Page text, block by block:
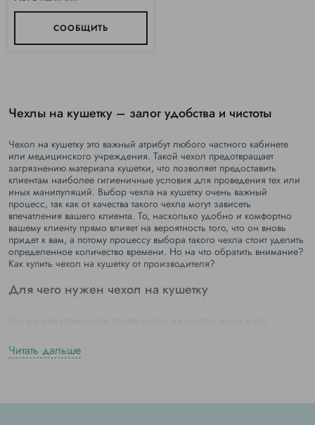
СООБЩИТЬ
Чехлы на кушетку – залог удобства и чистоты
Чехол на кушетку это важный атрибут любого частного кабинете
или медицинского учреждения. Такой чехол предотвращает
загрязнению материала кушетки, что позволяет предоставить
клиентам наиболее гигиеничные условия для проведения тех или
иных манипуляций. Выбор чехла на кушетку очень важный
процесс, так как от качества такого чехла могут зависеть
впечатления вашего клиента. То, насколько удобно и комфортно
вашему клиенту прямо влияет на вероятность того, что он вновь
придет к вам, а потому процессу выбора такого чехла стоит уделить
определенное количество времени. Но на что обратить внимание?
Как купить чехол на кушетку от производителя?
Для чего нужен чехол на кушетку
Они необходимы, для того чтобы обеспечивать максимальный
комфорт посетителям. Но так ли важно качество такого чехла?
рассмотреть причины, по которым вам необходимо использовать
Читать дальше